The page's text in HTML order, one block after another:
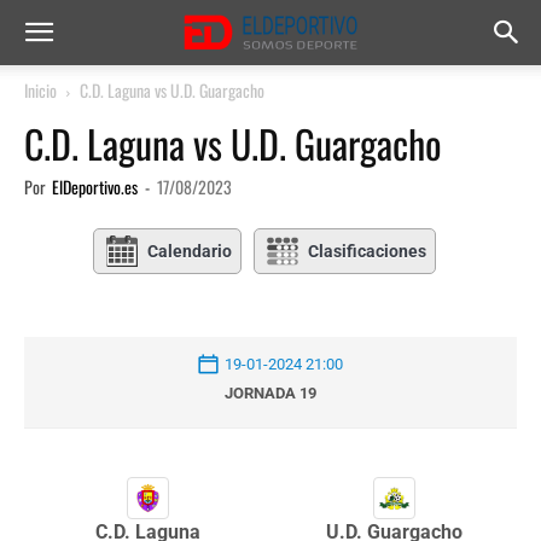
Inicio C.D. Laguna vs U.D. Guargacho
C.D. Laguna vs U.D. Guargacho
Por ElDeportivo.es - 17/08/2023
Calendario Clasificaciones
19-01-2024 21:00
JORNADA 19
C.D. Laguna U.D. Guargacho